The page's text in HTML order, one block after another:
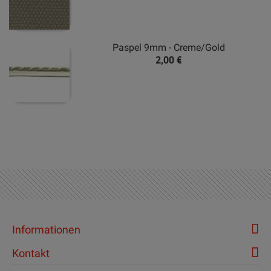
Paspel 9mm - Creme/Gold
2,00 €
Informationen
Kontakt